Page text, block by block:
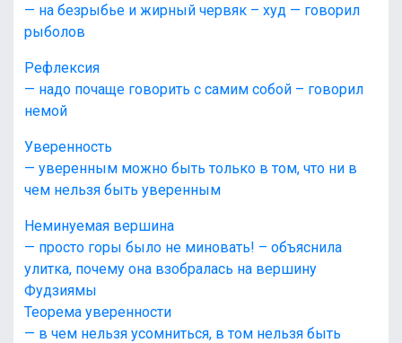
— на безрыбье и жирный червяк – худ — говорил
рыболов
Рефлексия
— надо почаще говорить с самим собой – говорил
немой
Уверенность
— уверенным можно быть только в том, что ни в
чем нельзя быть уверенным
Неминуемая вершина
— просто горы было не миновать! – объяснила
улитка, почему она взобралась на вершину
Фудзиямы
Теорема уверенности
— в чем нельзя усомниться, в том нельзя быть